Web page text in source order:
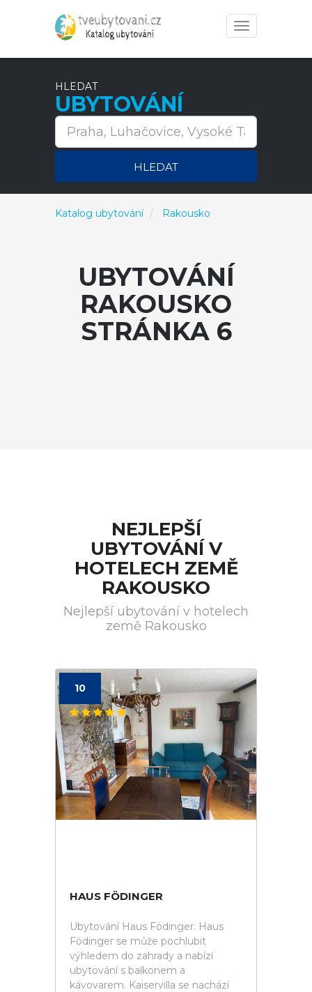
Toggle
navigation
HLEDAT
UBYTOVÁNÍ
HLEDAT
Katalog ubytování Rakousko
UBYTOVÁNÍ
RAKOUSKO
STRÁNKA 6
NEJLEPŠÍ
UBYTOVÁNÍ V
HOTELECH ZEMĚ
RAKOUSKO
Nejlepší ubytování v hotelech
země Rakousko
10
HAUS FÖDINGER
Ubytování Haus Födinger. Haus
Födinger se může pochlubit
výhledem do zahrady a nabízí
ubytování s balkonem a
kávovarem. Kaiservilla se nachází